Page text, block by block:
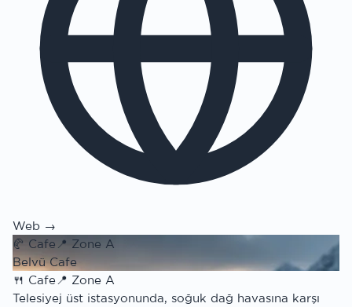
Web →
🥐 Cafe 📍 Zone A
Belvü Cafe
🍴 Cafe📍 Zone A
Telesiyej üst istasyonunda, soğuk dağ havasına karşı